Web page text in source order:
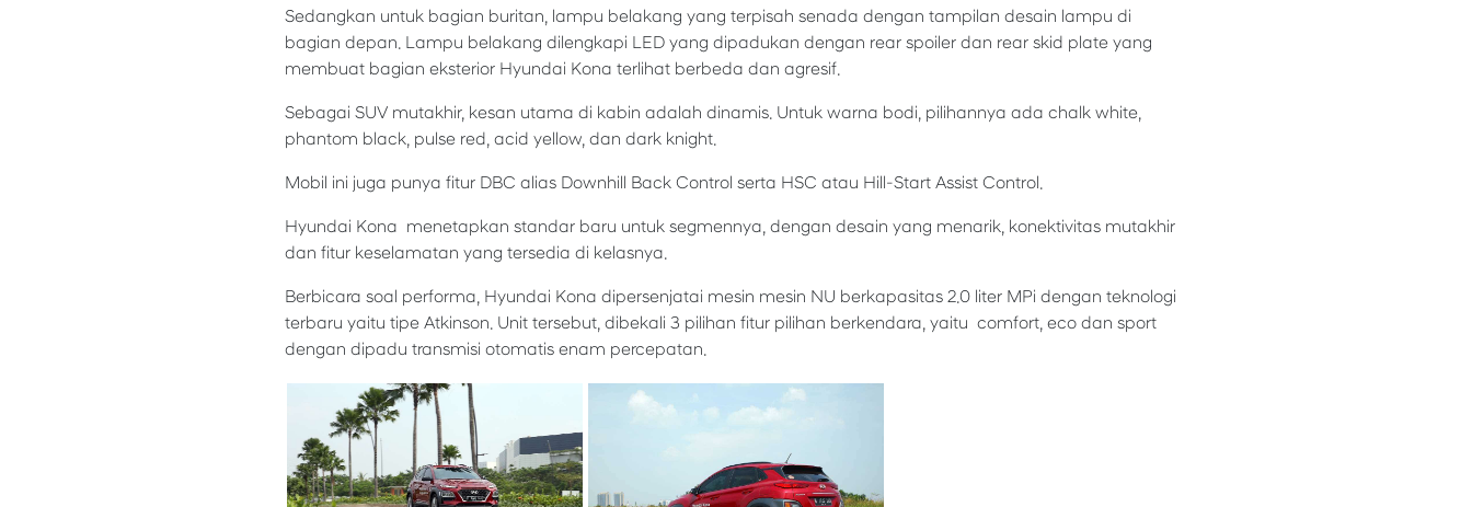
Sedangkan untuk bagian buritan, lampu belakang yang terpisah senada dengan tampilan desain lampu di
bagian depan. Lampu belakang dilengkapi LED yang dipadukan dengan rear spoiler dan rear skid plate yang
membuat bagian eksterior Hyundai Kona terlihat berbeda dan agresif.
Sebagai SUV mutakhir, kesan utama di kabin adalah dinamis. Untuk warna bodi, pilihannya ada chalk white,
phantom black, pulse red, acid yellow, dan dark knight.
Mobil ini juga punya fitur DBC alias Downhill Back Control serta HSC atau Hill-Start Assist Control.
Hyundai Kona menetapkan standar baru untuk segmennya, dengan desain yang menarik, konektivitas mutakhir
dan fitur keselamatan yang tersedia di kelasnya.
Berbicara soal performa, Hyundai Kona dipersenjatai mesin mesin NU berkapasitas 2.0 liter MPi dengan teknologi
terbaru yaitu tipe Atkinson. Unit tersebut, dibekali 3 pilihan fitur pilihan berkendara, yaitu comfort, eco dan sport
dengan dipadu transmisi otomatis enam percepatan.